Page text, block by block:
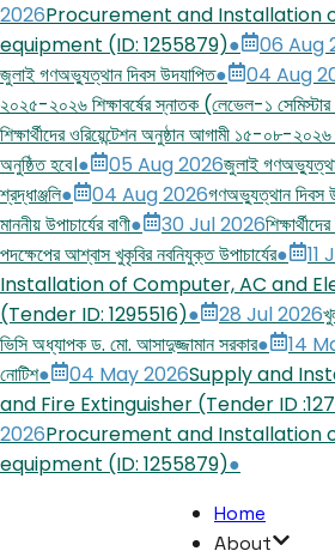
2026Procurement and Installation
equipment (ID: 1255879)● 06 Aug
জুলাই গণঅভ্যুত্থান দিবস উদযাপিত● 04 Aug
২০২৫-২০২৬ শিক্ষাবর্ষের স্নাতক (লেভেল-১
শিক্ষার্থীদের ওরিয়েন্টেশন অনুষ্ঠান আগামী ১৫-০৮-
অনুষ্ঠিত হবে।● 05 Aug 2026জুলাই
শ্রদ্ধাঞ্জলি● 04 Aug 2026গণঅভ্যুত্থান দিবস
মাননীয় উপাচার্যের বাণী● 30 Jul 2026
পদক্ষেপের আশ্বাস খুকৃবির নবনিযুক্ত উপাচার্যের● 11
Installation of Computer, AC and
(Tender ID: 1295516)● 28 Jul 2026
ভিসি অধ্যাপক ড. মো. আসাদুজ্জামান সরকার● 14
নোটিশ● 04 May 2026Supply and
and Fire Extinguisher (Tender ID
2026Procurement and Installation
equipment (ID: 1255879)●
Home
About